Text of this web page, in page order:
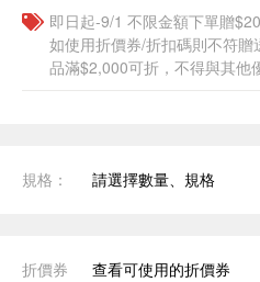
即日起-9/1 不限金額下單贈
如使用折價券/折扣碼則不符
品滿$2,000可折，不得與其他
規格： 請選擇數量、規格
折價券 查看可使用的折價券